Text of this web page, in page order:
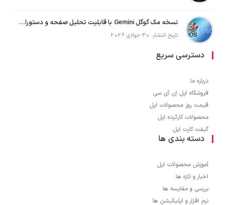
نسخه مک گوگل Gemini با قابلیت تحلیل صفحه و دستورات صوتی در به‌روزرسانی جدید
تاریخ انتشار: 30 جولای 2026
دسترسی سریع
درباره ما
فروشگاه اپل اِن آی سی
قیمت روز محصولات اپل
محصولات کارکرده اپل
گیفت کارت اپل
دسته بندی ها
آموزش محصولات اپل
اخبار و تازه ها
بررسی و مقایسه ها
نرم افزار و اپلیکیشن ها